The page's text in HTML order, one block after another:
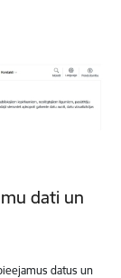
dati un
datus un